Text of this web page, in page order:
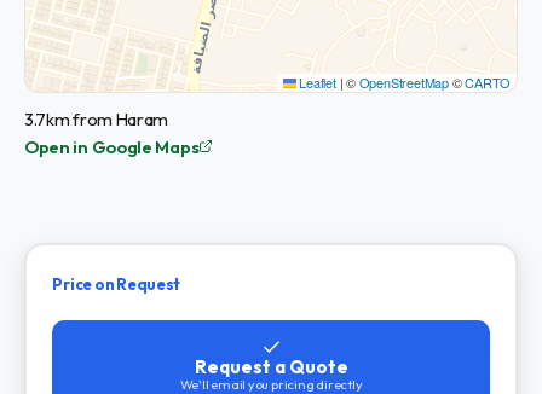
Leaflet |©OpenStreetMap©CARTO
3.7km from Haram
Open in Google Maps
Price on Request
Request a Quote
We'll email you pricing directly